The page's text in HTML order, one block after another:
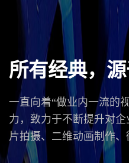
所有经典，
一直向着“做业内一流的
力，致力于不断提升对
片拍摄、二维动画制作、